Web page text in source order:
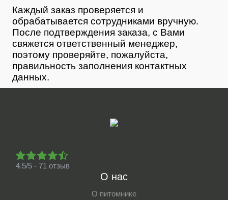
Каждый заказ проверяется и
обрабатывается сотрудниками вручную.
После подтверждения заказа, с Вами
свяжется ответственный менеджер,
поэтому проверяйте, пожалуйста,
правильность заполнения контактных
данных.
4.5/5 - 71 отзыв
О нас
О питомнике